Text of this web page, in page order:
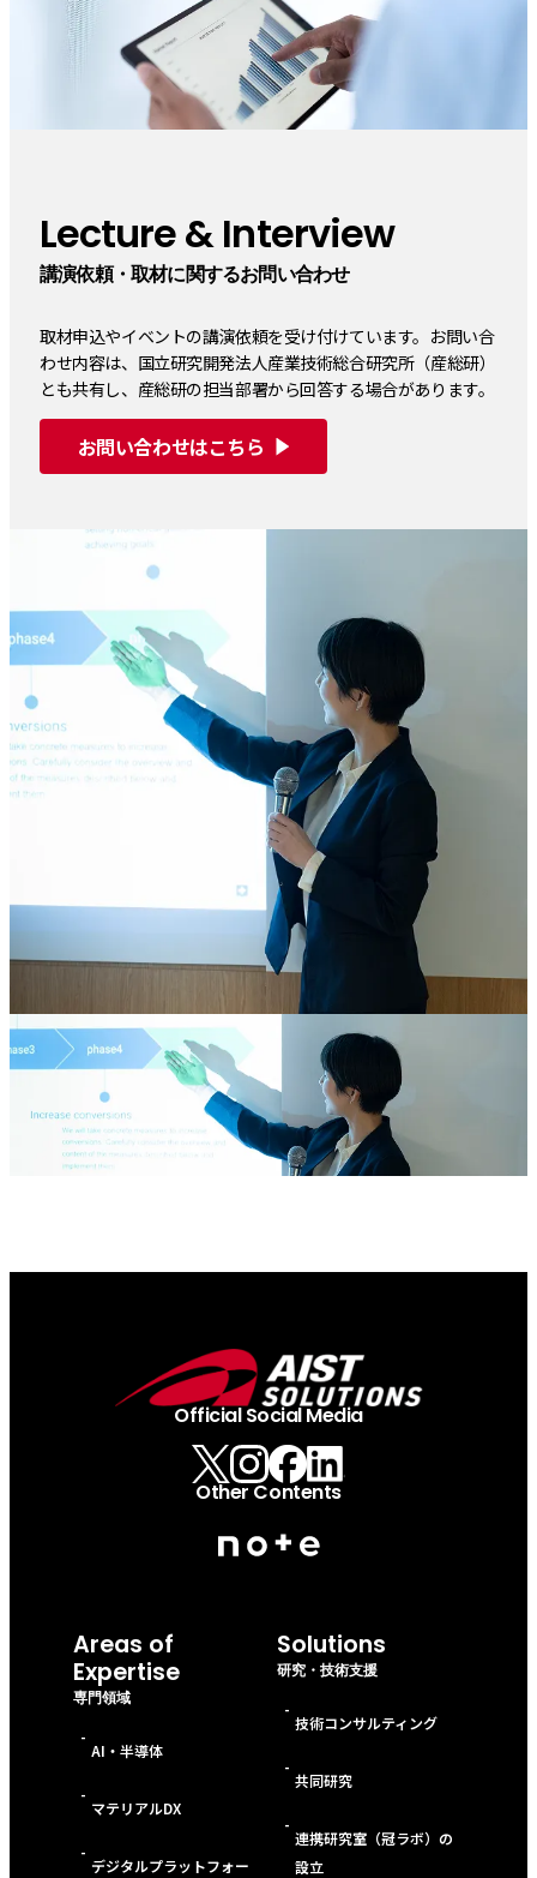
Lecture & Interview
講演依頼・取材に関するお問い合わせ
取材申込やイベントの講演依頼を受け付けています。お問い合
わせ内容は、国立研究開発法人産業技術総合研究所（産総研）
とも共有し、産総研の担当部署から回答する場合があります。
お問い合わせはこちら
Official Social Media
Other Contents
Areas of
Expertise
専門領域
-
AI・半導体
-
マテリアルDX
-
デジタルプラットフォー
Solutions
研究・技術支援
-
技術コンサルティング
-
共同研究
-
連携研究室（冠ラボ）の
設立